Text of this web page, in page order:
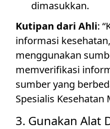
dimasukkan.
Kutipan dari Ahli:
informasi
menggunakan
memverifikasi
sumber yang
Spesialis Kesehatan
3. Gunakan Alat